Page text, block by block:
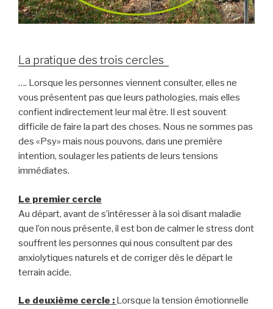
La pratique des trois cercles
…. Lorsque les personnes viennent consulter, elles ne
vous présentent pas que leurs pathologies, mais elles
confient indirectement leur mal être. Il est souvent
difficile de faire la part des choses. Nous ne sommes pas
des «Psy» mais nous pouvons, dans une première
intention, soulager les patients de leurs tensions
immédiates.
Le premier cercle
Au départ, avant de s’intéresser à la soi disant maladie
que l’on nous présente, il est bon de calmer le stress dont
souffrent les personnes qui nous consultent par des
anxiolytiques naturels et de corriger dès le départ le
terrain acide.
Le deuxième cercle : Lorsque la tension émotionnelle